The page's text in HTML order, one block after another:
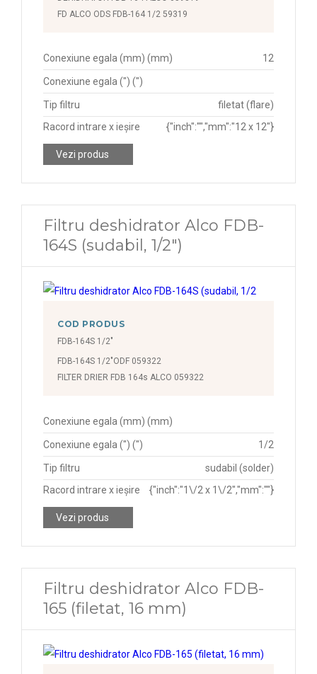
FD ALCO ODS FDB-164 1/2 59319
Conexiune egala (mm) (mm) 12
Conexiune egala (") (")
Tip filtru
filetat (flare)
Racord intrare x ieșire
{"inch":"","mm":"12 x 12"}
Vezi produs
Filtru deshidrator Alco FDB-
164S (sudabil, 1/2")
COD PRODUS
FDB-164S 1/2"
FDB-164S 1/2"ODF 059322
FILTER DRIER FDB 164s ALCO 059322
Conexiune egala (mm) (mm)
Conexiune egala (") (") 1/2
Tip filtru
sudabil (solder)
Racord intrare x ieșire
{"inch":"1\/2 x 1\/2","mm":""}
Vezi produs
Filtru deshidrator Alco FDB-
165 (filetat, 16 mm)